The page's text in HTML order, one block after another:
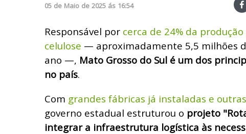
05 de Maio de 2025 ás 16:54
Responsável por cerca de 24% da
celulose — aproximadamente 5,5 milhões
ano —, Mato Grosso do Sul é um dos
no país.
Com grandes fábricas já instaladas e
governo estadual estruturou o projeto
integrar a infraestrutura logística às